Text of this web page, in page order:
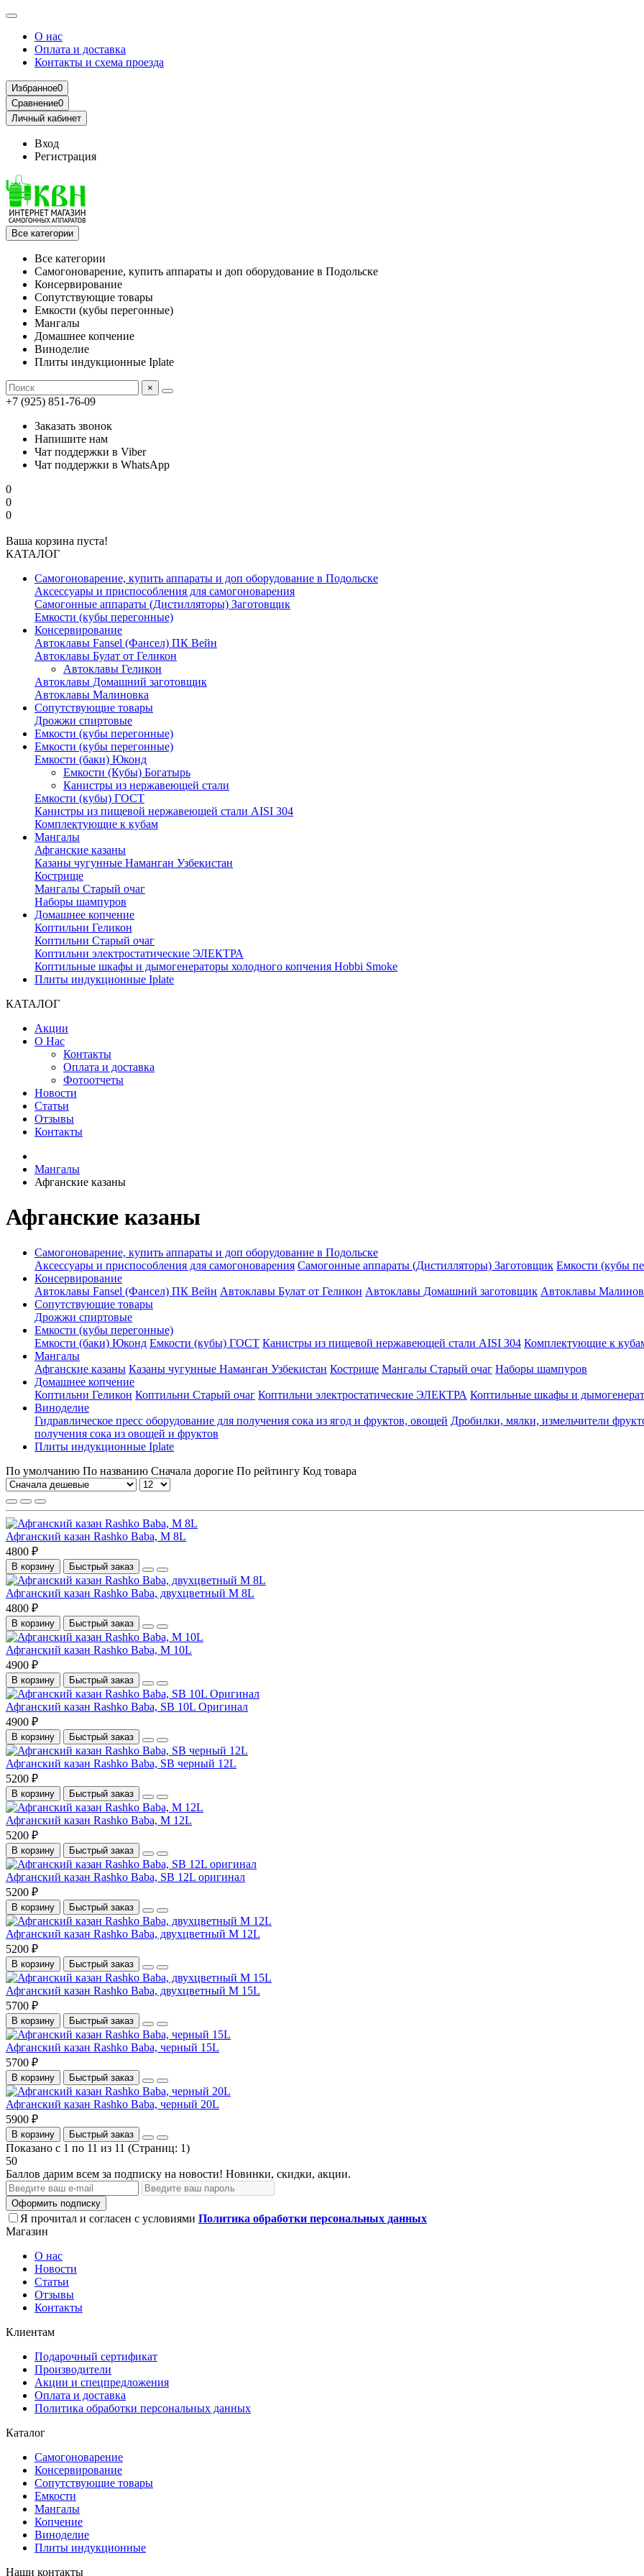
О нас
Оплата и доставка
Контакты и схема проезда
Избранное0
Сравнение0
Личный кабинет
Вход
Регистрация
Все категории
Все категории
Самогоноварение, купить аппараты и доп оборудование в Подольске
Консервирование
Сопутствующие товары
Емкости (кубы перегонные)
Мангалы
Домашнее копчение
Виноделие
Плиты индукционные Iplate
×
+7 (925) 851-76-09
Заказать звонок
Напишите нам
Чат поддержки в Viber
Чат поддержки в WhatsApp
0
0
0
Ваша корзина пуста!
КАТАЛОГ
Самогоноварение, купить аппараты и доп оборудование в Подольске
Аксессуары и приспособления для самогоноварения
Самогонные аппараты (Дистилляторы) Заготовщик
Емкости (кубы перегонные)
Консервирование
Автоклавы Fansel (Фансел) ПК Вейн
Автоклавы Булат от Геликон
Автоклавы Геликон
Автоклавы Домашний заготовщик
Автоклавы Малиновка
Сопутствующие товары
Дрожжи спиртовые
Емкости (кубы перегонные)
Емкости (кубы перегонные)
Емкости (баки) Юконд
Емкости (Кубы) Богатырь
Канистры из нержавеющей стали
Емкости (кубы) ГОСТ
Канистры из пищевой нержавеющей стали AISI 304
Комплектующие к кубам
Мангалы
Афганские казаны
Казаны чугунные Наманган Узбекистан
Кострище
Мангалы Старый очаг
Наборы шампуров
Домашнее копчение
Коптильни Геликон
Коптильни Старый очаг
Коптильни электростатические ЭЛЕКТРА
Коптильные шкафы и дымогенераторы холодного копчения Hobbi Smoke
Плиты индукционные Iplate
КАТАЛОГ
Акции
О Нас
Контакты
Оплата и доставка
Фотоотчеты
Новости
Статьи
Отзывы
Контакты
Мангалы
Афганские казаны
Афганские казаны
Самогоноварение, купить аппараты и доп оборудование в Подольске
Аксессуары и приспособления для самогоноварения Самогонные аппараты (Дистилляторы) Заготовщик Емкости (кубы
Консервирование
Автоклавы Fansel (Фансел) ПК Вейн Автоклавы Булат от Геликон Автоклавы Домашний заготовщик Автоклавы
Сопутствующие товары
Дрожжи спиртовые
Емкости (кубы перегонные)
Емкости (баки) Юконд Емкости (кубы) ГОСТ Канистры из пищевой нержавеющей стали AISI 304 Комплектующие к
Мангалы
Афганские казаны Казаны чугунные Наманган Узбекистан Кострище Мангалы Старый очаг Наборы шампуров
Домашнее копчение
Коптильни Геликон Коптильни Старый очаг Коптильни электростатические ЭЛЕКТРА Коптильные шкафы и
Виноделие
Гидравлическое пресс оборудование для получения сока из ягод и фруктов, овощей Дробилки, мялки, измельчители
получения сока из овощей и фруктов
Плиты индукционные Iplate
По умолчанию По названию Сначала дорогие По рейтингу Код товара
Афганский казан Rashko Baba, М 8L
4800 ₽
В корзину Быстрый заказ
Афганский казан Rashko Baba, двухцветный M 8L
4800 ₽
В корзину Быстрый заказ
Афганский казан Rashko Baba, М 10L
4900 ₽
В корзину Быстрый заказ
Афганский казан Rashko Baba, SB 10L Оригинал
4900 ₽
В корзину Быстрый заказ
Афганский казан Rashko Baba, SB черный 12L
5200 ₽
В корзину Быстрый заказ
Афганский казан Rashko Baba, М 12L
5200 ₽
В корзину Быстрый заказ
Афганский казан Rashko Baba, SB 12L оригинал
5200 ₽
В корзину Быстрый заказ
Афганский казан Rashko Baba, двухцветный M 12L
5200 ₽
В корзину Быстрый заказ
Афганский казан Rashko Baba, двухцветный M 15L
5700 ₽
В корзину Быстрый заказ
Афганский казан Rashko Baba, черный 15L
5700 ₽
В корзину Быстрый заказ
Афганский казан Rashko Baba, черный 20L
5900 ₽
В корзину Быстрый заказ
Показано с 1 по 11 из 11 (Страниц: 1)
50
Баллов дарим всем за подписку на новости! Новинки, скидки, акции.
Оформить подписку
Я прочитал и согласен с условиями Политика обработки персональных данных
Магазин
О нас
Новости
Статьи
Отзывы
Контакты
Клиентам
Подарочный сертификат
Производители
Акции и спецпредложения
Оплата и доставка
Политика обработки персональных данных
Каталог
Самогоноварение
Консервирование
Сопутствующие товары
Емкости
Мангалы
Копчение
Виноделие
Плиты индукционные
Наши контакты